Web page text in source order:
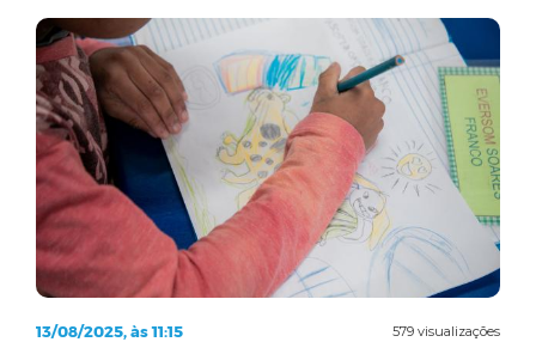
579 visualizações
13/08/2025, às 11:15